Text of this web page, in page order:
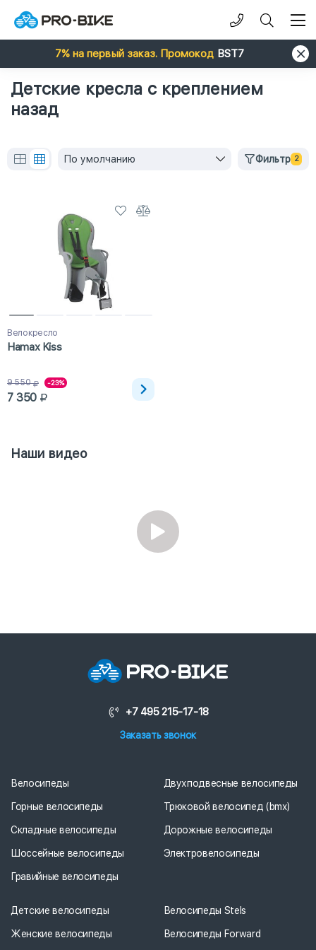
7% на первый заказ. Промокод BST7
Детские кресла с креплением
назад
По умолчанию Фильтр 2
Велокресло
Hamax Kiss
9 550 -23%
7 350
Наши видео
+7 495 215-17-18
Заказать звонок
Велосипеды
Горные велосипеды
Складные велосипеды
Шоссейные велосипеды
Гравийные велосипеды
Двухподвесные велосипеды
Трюковой велосипед (bmx)
Дорожные велосипеды
Электровелосипеды
Детские велосипеды
Женские велосипеды
Велосипеды Stels
Велосипеды Forward